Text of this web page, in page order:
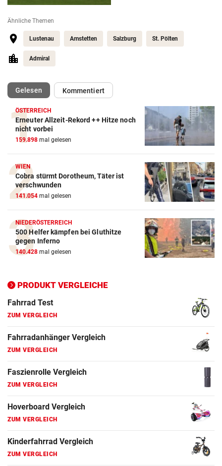
Ähnliche Themen
Lustenau Amstetten Salzburg St. Pölten
Admiral
Gelesen(ausgewählt)Kommentiert
ÖSTERREICH
Erneuter Allzeit-Rekord ++ Hitze noch
nicht vorbei
159.898 mal gelesen
WIEN
Cobra stürmt Dorotheum, Täter ist
verschwunden
141.054 mal gelesen
NIEDERÖSTERREICH
500 Helfer kämpfen bei Gluthitze
gegen Inferno
140.428 mal gelesen
PRODUKT VERGLEICHE
Action-Cam Vergleich
ZUM VERGLEICH
Crosstrainer Vergleich
ZUM VERGLEICH
E-Bike Vergleich
ZUM VERGLEICH
Elektro-Scooter Vergleich
ZUM VERGLEICH
ZUM VERGLEICH
Fahrrad Test
ZUM VERGLEICH
Fahrradanhänger Vergleich
ZUM VERGLEICH
Faszienrolle Vergleich
ZUM VERGLEICH
Hoverboard Vergleich
ZUM VERGLEICH
Kinderfahrrad Vergleich
ZUM VERGLEICH